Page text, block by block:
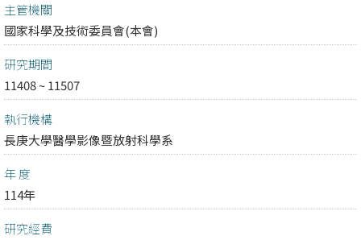
主管機關
國家科學及技術委員會(本會)
研究期間
11408 ~ 11507
執行機構
長庚大學醫學影像暨放射科學系
年 度
114年
研究經費